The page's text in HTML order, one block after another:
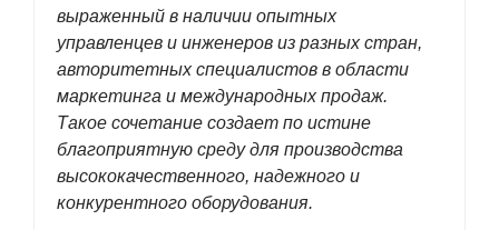
выраженный в наличии опытных
управленцев и инженеров из разных стран,
авторитетных специалистов в области
маркетинга и международных продаж.
Такое сочетание создает по истине
благоприятную среду для производства
высококачественного, надежного и
конкурентного оборудования.